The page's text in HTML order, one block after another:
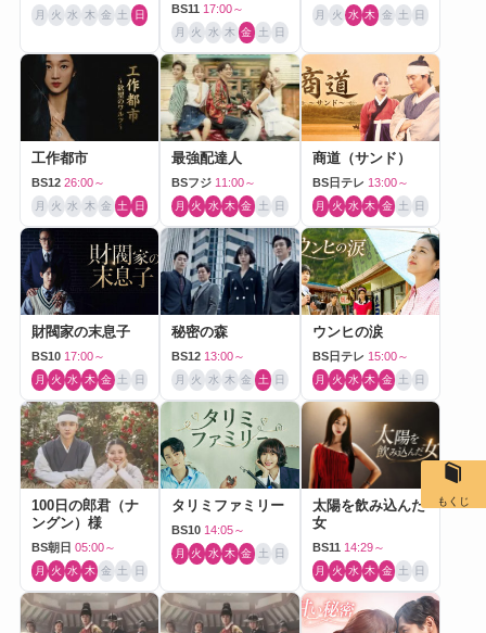
月 火 水 木 金 土 日 BS11 17:00～
月 火 水 木 金 土 日
月 火 水 木 金 土 日
工作都市
BS12 26:00～
月 火 水 木 金 土 日
最強配達人
BSフジ 11:00～
月 火 水 木 金 土 日
商道（サンド）
BS日テレ 13:00～
月 火 水 木 金 土 日
財閥家の末息子
BS10 17:00～
月 火 水 木 金 土 日
秘密の森
BS12 13:00～
月 火 水 木 金 土 日
ウンヒの涙
BS日テレ 15:00～
月 火 水 木 金 土 日
100日の郎君（ナ
ングン）様
BS朝日 05:00～
月 火 水 木 金 土 日
タリミファミリー
BS10 14:05～
月 火 水 木 金 土 日
太陽を飲み込んだ
女
BS11 14:29～
月 火 水 木 金 土 日
もくじ